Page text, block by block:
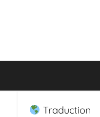
Traduction